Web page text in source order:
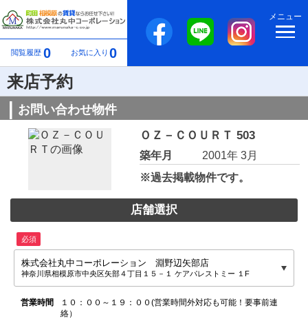
閲覧履歴 0 お気に入り 0
メニュー
来店予約
お問い合わせ物件
ＯＺ－ＣＯＵＲＴ 503
築年月
2001年 3月
※過去掲載物件です。
店舗選択
必須
株式会社丸中コーポレーション 淵野辺矢部店
神奈川県相模原市中央区矢部４丁目１５－１ ケアパレストミー １F
営業時間
１０：００～１９：００(営業時間外対応も可能！要事前連
絡）